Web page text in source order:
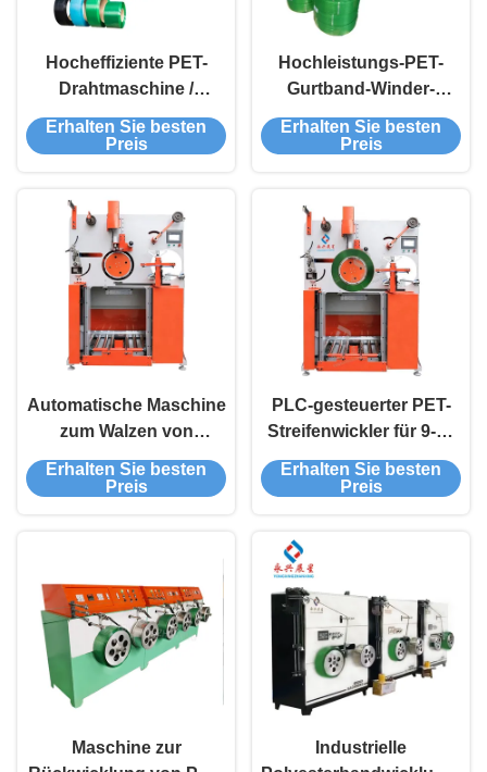
Hocheffiziente PET-
Drahtmaschine /
elektrische
Drahtwiederwickler /
Erhalten Sie besten
Preis
Hochleistungs-PET-
Gurtband-Winder-
Maschine
Erhalten Sie besten
Preis
Automatische Maschine
zum Walzen von
Seilsiegeln
Erhalten Sie besten
Preis
PLC-gesteuerter PET-
Streifenwickler für 9-32
mm Breitebereich und
400 mm Innendiameter
Erhalten Sie besten
Preis
Maschine zur
Industrielle